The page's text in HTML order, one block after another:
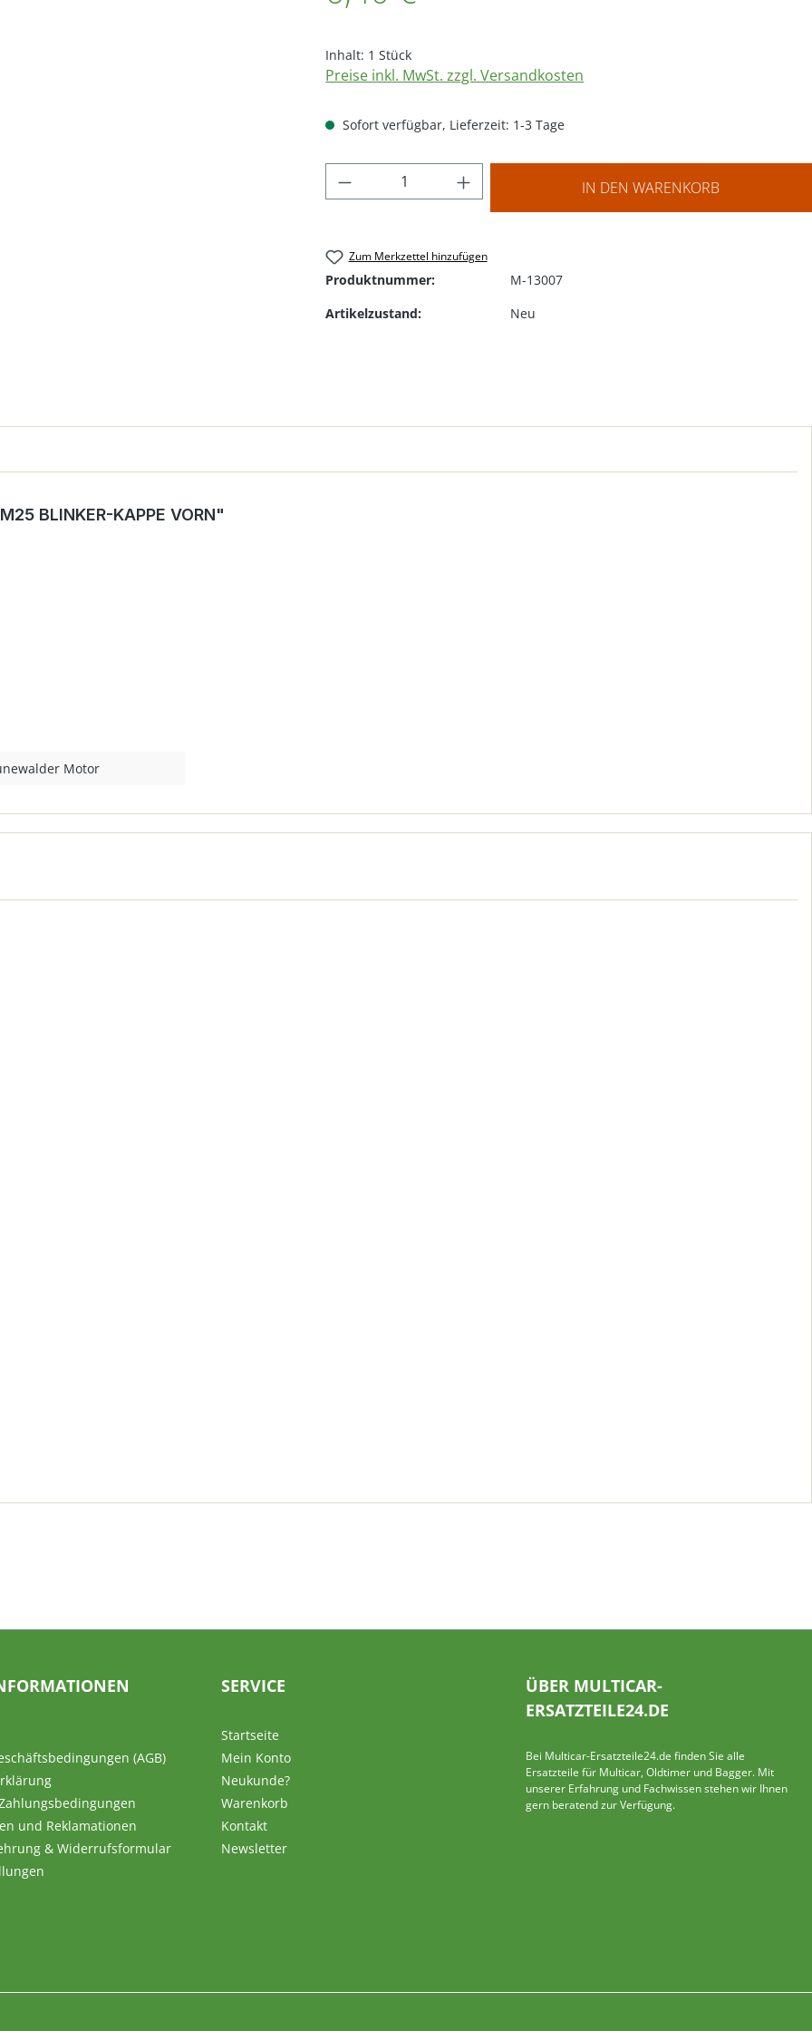
Inhalt: 1 Stück
Preise inkl. MwSt. zzgl. Versandkosten
Sofort verfügbar, Lieferzeit: 1-3 Tage
Produkt Anzahl: Gib den gewünschten Wert
IN DEN WARENKORB
Zum Merkzettel hinzufügen
Produktnummer:
M-13007
Artikelzustand:
Neu
BLINKER-KAPPE VORN"
Motor
(AGB)
und Reklamationen
& Widerrufsformular
SERVICE
Startseite
Mein Konto
Neukunde?
Warenkorb
Kontakt
Newsletter
ÜBER MULTICAR-
ERSATZTEILE24.DE
Bei Multicar-Ersatzteile24.de finden Sie alle
Ersatzteile für Multicar, Oldtimer und Bagger. Mit
unserer Erfahrung und Fachwissen stehen wir Ihnen
gern beratend zur Verfügung.